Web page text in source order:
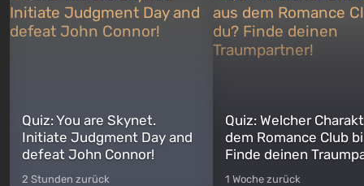
Quiz: You are Skynet.
Initiate Judgment Day and
defeat John Connor!
2 Stunden zurück
Quiz: Welcher
dem Romance Club
Finde deinen
1 Woche zurück